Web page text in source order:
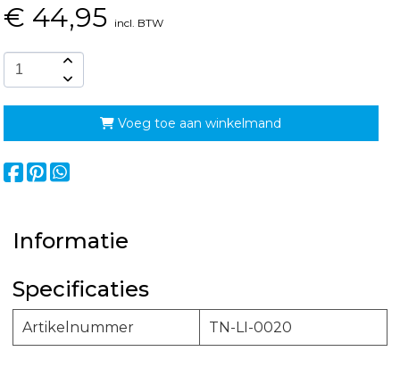
€ 44,95 incl. BTW
Voeg toe aan winkelmand
Informatie
Specificaties
Artikelnummer TN-LI-0020